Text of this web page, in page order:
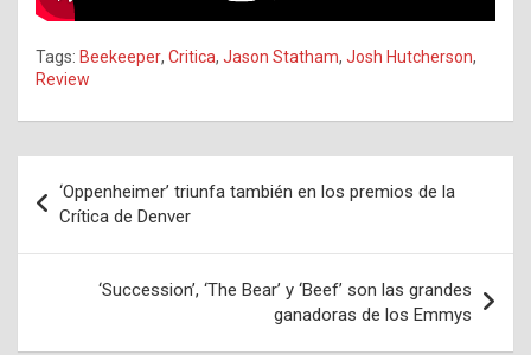
Tags: Beekeeper, Critica, Jason Statham, Josh Hutcherson,
Review
de
entradas
‘Oppenheimer’ triunfa también en los premios de la
Crítica de Denver
‘Succession’, ‘The Bear’ y ‘Beef’ son las grandes
ganadoras de los Emmys